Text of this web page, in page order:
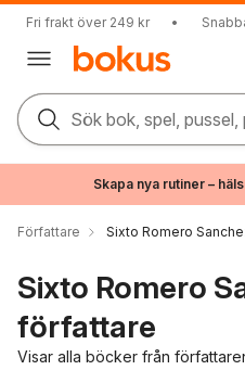
Fri frakt över 249 kr •
Sök bok, spel, pussel,
Skapa nya rutiner –
Författare Sixto Romero
Sixto Romero
författare
Visar alla böcker från